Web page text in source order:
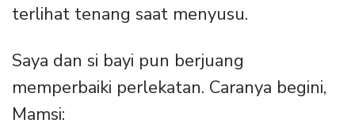
terlihat tenang saat menyusu.
Saya dan si bayi pun berjuang
memperbaiki perlekatan. Caranya begini,
Mamsi: